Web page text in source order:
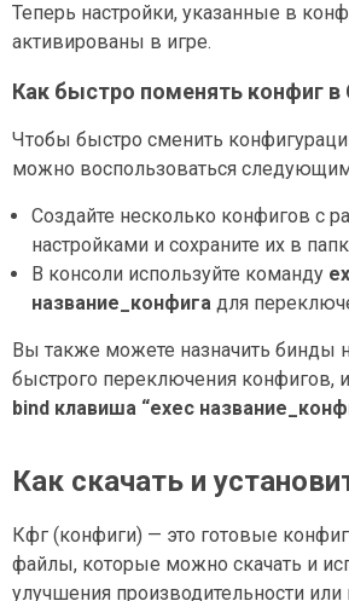
Теперь настройки, указанные в
активированы в игре.
Как быстро поменять конфиг в
Чтобы быстро сменить
можно воспользоваться
Создайте несколько конфигов с
настройками и сохраните их в
В консоли используйте команду
название_конфига для
Вы также можете назначить бинды
быстрого переключения конфигов,
bind клавиша “exec
Как скачать и
Кфг (конфиги) — это готовые
файлы, которые можно скачать и
улучшения производительности или